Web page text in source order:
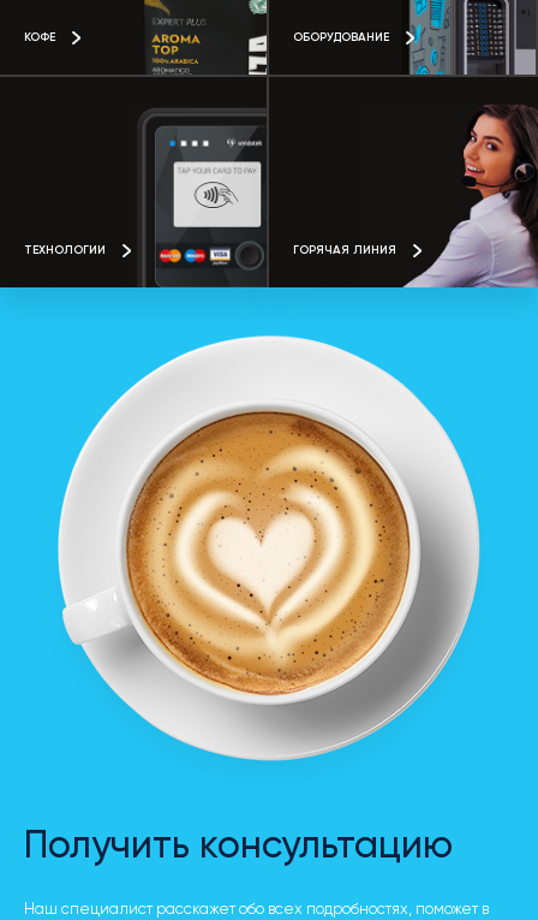
КОФЕ ОБОРУДОВАНИЕ
ТЕХНОЛОГИИ ГОРЯЧАЯ ЛИНИЯ
Получить консультацию
Наш специалист расскажет обо всех подробностях, поможет в